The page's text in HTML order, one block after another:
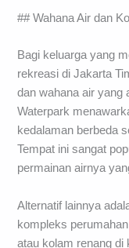
## Wahana Air dan
Bagi keluarga yang
rekreasi di Jakarta
dan wahana air yang
Waterpark
kedalaman berbeda
Tempat ini sangat
permainan airnya
Alternatif lainnya
kompleks
atau kolam renang di